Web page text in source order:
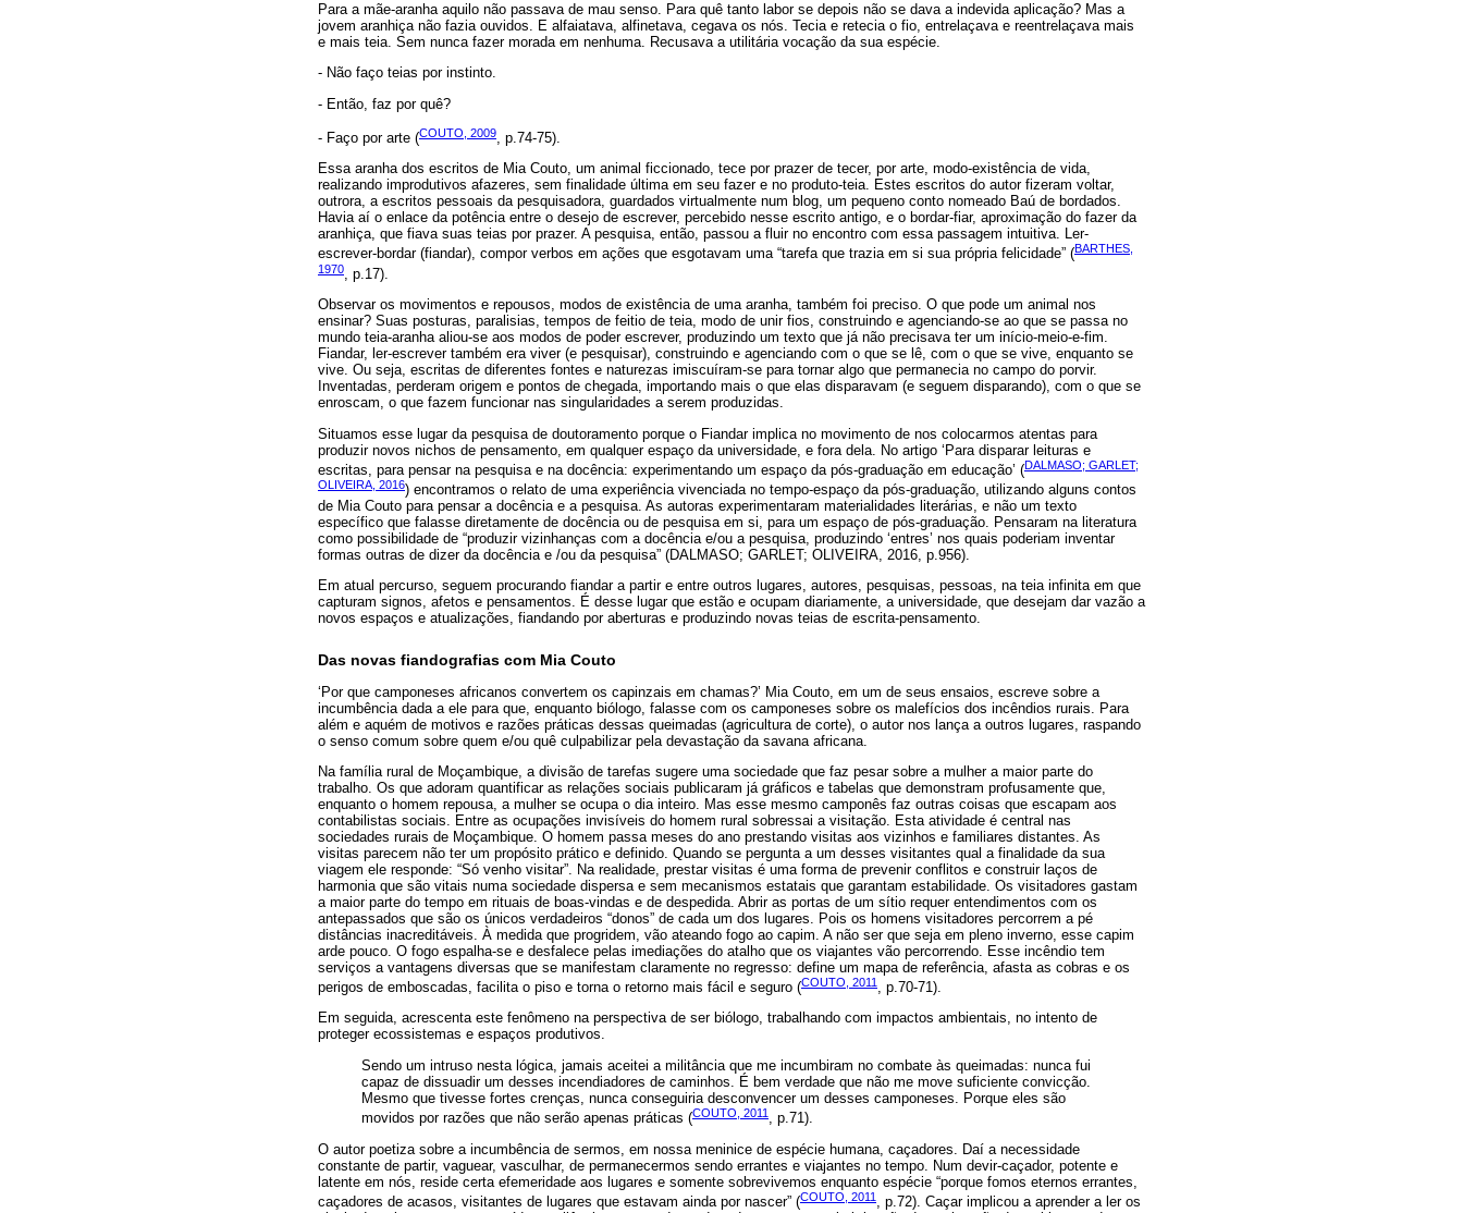
Para a mãe-aranha aquilo não passava de mau senso. Para quê tanto labor se depois não se dava a indevida aplicação? Mas a
jovem aranhiça não fazia ouvidos. E alfaiatava, alfinetava, cegava os nós. Tecia e retecia o fio, entrelaçava e reentrelaçava mais
e mais teia. Sem nunca fazer morada em nenhuma. Recusava a utilitária vocação da sua espécie.
- Não faço teias por instinto.
- Então, faz por quê?
- Faço por arte (COUTO, 2009, p.74-75).
Essa aranha dos escritos de Mia Couto, um animal ficcionado, tece por prazer de tecer, por arte, modo-existência de vida,
realizando improdutivos afazeres, sem finalidade última em seu fazer e no produto-teia. Estes escritos do autor fizeram voltar,
outrora, a escritos pessoais da pesquisadora, guardados virtualmente num blog, um pequeno conto nomeado Baú de bordados.
Havia aí o enlace da potência entre o desejo de escrever, percebido nesse escrito antigo, e o bordar-fiar, aproximação do fazer da
aranhiça, que fiava suas teias por prazer. A pesquisa, então, passou a fluir no encontro com essa passagem intuitiva. Ler-
escrever-bordar (fiandar), compor verbos em ações que esgotavam uma “tarefa que trazia em si sua própria felicidade” (BARTHES,
1970, p.17).
Observar os movimentos e repousos, modos de existência de uma aranha, também foi preciso. O que pode um animal nos
ensinar? Suas posturas, paralisias, tempos de feitio de teia, modo de unir fios, construindo e agenciando-se ao que se passa no
mundo teia-aranha aliou-se aos modos de poder escrever, produzindo um texto que já não precisava ter um início-meio-e-fim.
Fiandar, ler-escrever também era viver (e pesquisar), construindo e agenciando com o que se lê, com o que se vive, enquanto se
vive. Ou seja, escritas de diferentes fontes e naturezas imiscuíram-se para tornar algo que permanecia no campo do porvir.
Inventadas, perderam origem e pontos de chegada, importando mais o que elas disparavam (e seguem disparando), com o que se
enroscam, o que fazem funcionar nas singularidades a serem produzidas.
Situamos esse lugar da pesquisa de doutoramento porque o Fiandar implica no movimento de nos colocarmos atentas para
produzir novos nichos de pensamento, em qualquer espaço da universidade, e fora dela. No artigo ‘Para disparar leituras e
escritas, para pensar na pesquisa e na docência: experimentando um espaço da pós-graduação em educação’ (DALMASO; GARLET;
OLIVEIRA, 2016) encontramos o relato de uma experiência vivenciada no tempo-espaço da pós-graduação, utilizando alguns contos
de Mia Couto para pensar a docência e a pesquisa. As autoras experimentaram materialidades literárias, e não um texto
específico que falasse diretamente de docência ou de pesquisa em si, para um espaço de pós-graduação. Pensaram na literatura
como possibilidade de “produzir vizinhanças com a docência e/ou a pesquisa, produzindo ‘entres’ nos quais poderiam inventar
formas outras de dizer da docência e /ou da pesquisa” (DALMASO; GARLET; OLIVEIRA, 2016, p.956).
Em atual percurso, seguem procurando fiandar a partir e entre outros lugares, autores, pesquisas, pessoas, na teia infinita em que
capturam signos, afetos e pensamentos. É desse lugar que estão e ocupam diariamente, a universidade, que desejam dar vazão a
novos espaços e atualizações, fiandando por aberturas e produzindo novas teias de escrita-pensamento.
Das novas fiandografias com Mia Couto
‘Por que camponeses africanos convertem os capinzais em chamas?’ Mia Couto, em um de seus ensaios, escreve sobre a
incumbência dada a ele para que, enquanto biólogo, falasse com os camponeses sobre os malefícios dos incêndios rurais. Para
além e aquém de motivos e razões práticas dessas queimadas (agricultura de corte), o autor nos lança a outros lugares, raspando
o senso comum sobre quem e/ou quê culpabilizar pela devastação da savana africana.
Na família rural de Moçambique, a divisão de tarefas sugere uma sociedade que faz pesar sobre a mulher a maior parte do
trabalho. Os que adoram quantificar as relações sociais publicaram já gráficos e tabelas que demonstram profusamente que,
enquanto o homem repousa, a mulher se ocupa o dia inteiro. Mas esse mesmo camponês faz outras coisas que escapam aos
contabilistas sociais. Entre as ocupações invisíveis do homem rural sobressai a visitação. Esta atividade é central nas
sociedades rurais de Moçambique. O homem passa meses do ano prestando visitas aos vizinhos e familiares distantes. As
visitas parecem não ter um propósito prático e definido. Quando se pergunta a um desses visitantes qual a finalidade da sua
viagem ele responde: “Só venho visitar”. Na realidade, prestar visitas é uma forma de prevenir conflitos e construir laços de
harmonia que são vitais numa sociedade dispersa e sem mecanismos estatais que garantam estabilidade. Os visitadores gastam
a maior parte do tempo em rituais de boas-vindas e de despedida. Abrir as portas de um sítio requer entendimentos com os
antepassados que são os únicos verdadeiros “donos” de cada um dos lugares. Pois os homens visitadores percorrem a pé
distâncias inacreditáveis. À medida que progridem, vão ateando fogo ao capim. A não ser que seja em pleno inverno, esse capim
arde pouco. O fogo espalha-se e desfalece pelas imediações do atalho que os viajantes vão percorrendo. Esse incêndio tem
serviços a vantagens diversas que se manifestam claramente no regresso: define um mapa de referência, afasta as cobras e os
perigos de emboscadas, facilita o piso e torna o retorno mais fácil e seguro (COUTO, 2011 , p.70-71).
Em seguida, acrescenta este fenômeno na perspectiva de ser biólogo, trabalhando com impactos ambientais, no intento de
proteger ecossistemas e espaços produtivos.
Sendo um intruso nesta lógica, jamais aceitei a militância que me incumbiram no combate às queimadas: nunca fui
capaz de dissuadir um desses incendiadores de caminhos. É bem verdade que não me move suficiente convicção.
Mesmo que tivesse fortes crenças, nunca conseguiria desconvencer um desses camponeses. Porque eles são
movidos por razões que não serão apenas práticas (COUTO, 2011 , p.71).
O autor poetiza sobre a incumbência de sermos, em nossa meninice de espécie humana, caçadores. Daí a necessidade
constante de partir, vaguear, vasculhar, de permanecermos sendo errantes e viajantes no tempo. Num devir-caçador, potente e
latente em nós, reside certa efemeridade aos lugares e somente sobrevivemos enquanto espécie “porque fomos eternos errantes,
caçadores de acasos, visitantes de lugares que estavam ainda por nascer” (COUTO, 2011 , p.72). Caçar implicou a aprender a ler os